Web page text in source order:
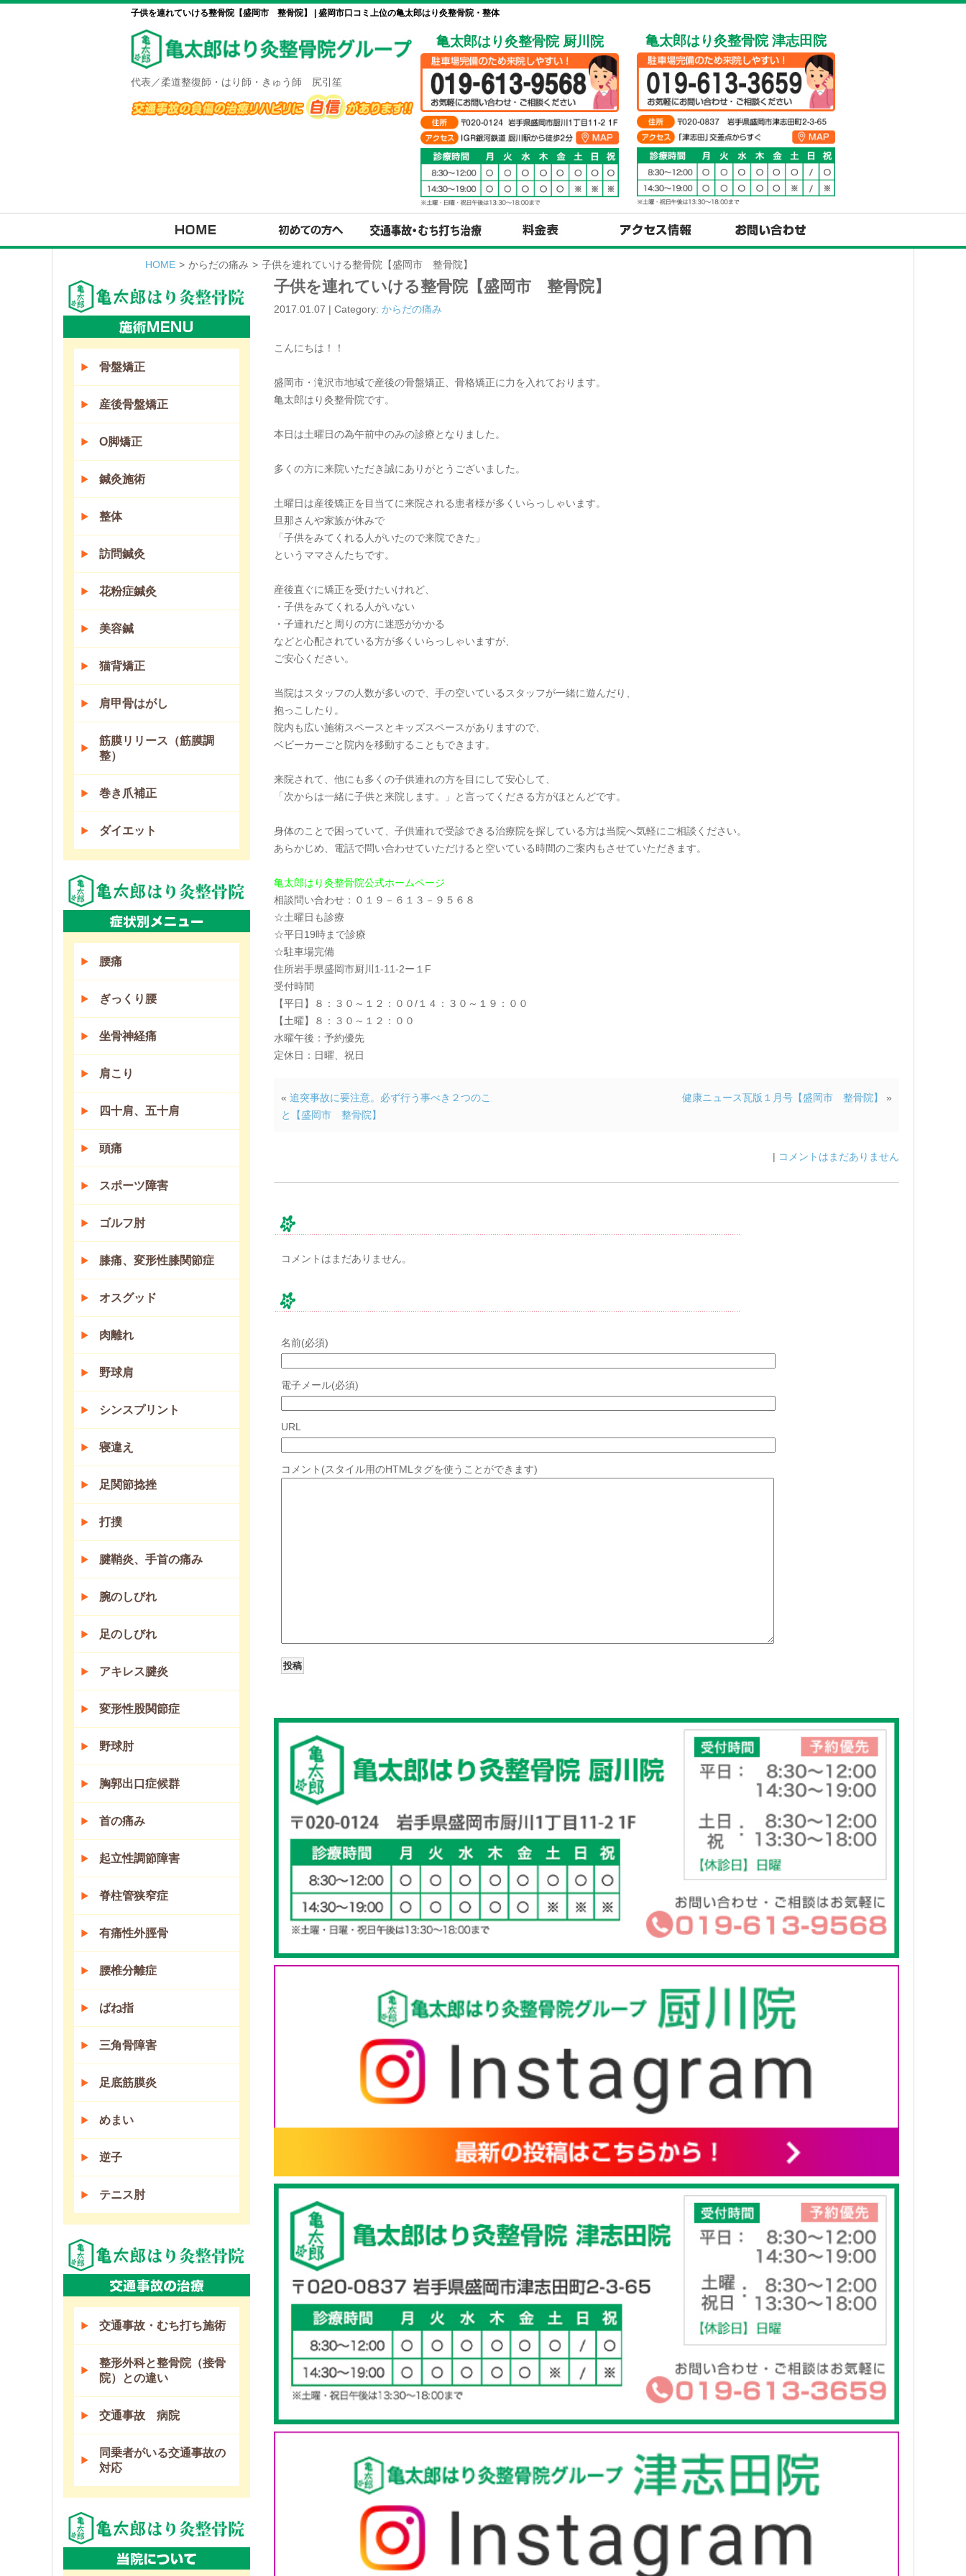
子供を連れていける整骨院【盛岡市 整骨院】 | 盛岡市口コミ上位の亀太郎はり灸整骨院・整体
代表／柔道整復師・はり師・きゅう師 尻引笙
亀太郎はり灸整骨院 厨川院 亀太郎はり灸整骨院 津志田院
HOME > からだの痛み > 子供を連れていける整骨院【盛岡市 整骨院】
子供を連れていける整骨院【盛岡市 整骨院】
2017.01.07 | Category: からだの痛み
こんにちは！！
盛岡市・滝沢市地域で産後の骨盤矯正、骨格矯正に力を入れております。
亀太郎はり灸整骨院です。
本日は土曜日の為午前中のみの診療となりました。
多くの方に来院いただき誠にありがとうございました。
土曜日は産後矯正を目当てに来院される患者様が多くいらっしゃいます。
旦那さんや家族が休みで
「子供をみてくれる人がいたので来院できた」
というママさんたちです。
産後直ぐに矯正を受けたいけれど、
・子供をみてくれる人がいない
・子連れだと周りの方に迷惑がかかる
などと心配されている方が多くいらっしゃいますが、
ご安心ください。
当院はスタッフの人数が多いので、手の空いているスタッフが一緒に遊んだり、
抱っこしたり。
院内も広い施術スペースとキッズスペースがありますので、
ベビーカーごと院内を移動することもできます。
来院されて、他にも多くの子供連れの方を目にして安心して、
「次からは一緒に子供と来院します。」と言ってくださる方がほとんどです。
身体のことで困っていて、子供連れで受診できる治療院を探している方は当院へ気軽にご相談ください。
あらかじめ、電話で問い合わせていただけると空いている時間のご案内もさせていただきます。
亀太郎はり灸整骨院公式ホームページ
相談問い合わせ：０１９－６１３－９５６８
☆土曜日も診療
☆平日19時まで診療
☆駐車場完備
住所岩手県盛岡市厨川1-11-2ー１F
受付時間
【平日】８：３０～１２：００/１４：３０～１９：００
【土曜】８：３０～１２：００
水曜午後：予約優先
定休日：日曜、祝日
健康ニュース瓦版１月号【盛岡市 整骨院】 »
« 追突事故に要注意。必ず行う事べき２つのこ
と【盛岡市 整骨院】
| コメントはまだありません
コメントはまだありません。
名前(必須)
電子メール(必須)
URL
コメント(スタイル用のHTMLタグを使うことができます)
骨盤矯正
産後骨盤矯正
O脚矯正
鍼灸施術
整体
訪問鍼灸
花粉症鍼灸
美容鍼
猫背矯正
肩甲骨はがし
筋膜リリース（筋膜調
整）
巻き爪補正
ダイエット
腰痛
ぎっくり腰
坐骨神経痛
肩こり
四十肩、五十肩
頭痛
スポーツ障害
ゴルフ肘
膝痛、変形性膝関節症
オスグッド
肉離れ
野球肩
シンスプリント
寝違え
足関節捻挫
打撲
腱鞘炎、手首の痛み
腕のしびれ
足のしびれ
アキレス腱炎
変形性股関節症
野球肘
胸郭出口症候群
首の痛み
起立性調節障害
脊柱管狭窄症
有痛性外脛骨
腰椎分離症
ばね指
三角骨障害
足底筋膜炎
めまい
逆子
テニス肘
交通事故・むち打ち施術
整形外科と整骨院（接骨
院）との違い
交通事故 病院
同乗者がいる交通事故の
対応